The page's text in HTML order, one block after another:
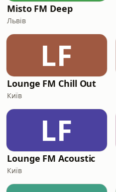
Misto FM Deep
Львів
LF
Lounge FM Chill Out
Київ
LF
Lounge FM Acoustic
Київ